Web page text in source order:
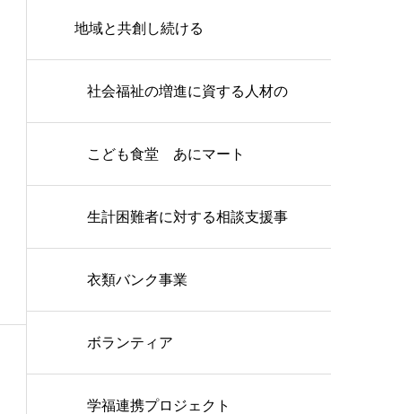
地域と共創し続ける
社会福祉の増進に資する人材の
育成・確保に関する事業
こども食堂 あにマート
生計困難者に対する相談支援事
業
衣類バンク事業
ボランティア
学福連携プロジェクト